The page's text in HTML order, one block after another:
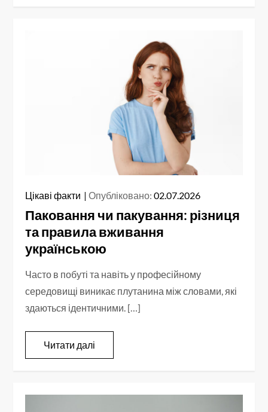
Цікаві факти Опубліковано:02.07.2026
Паковання чи пакування: різниця
та правила вживання
українською
Часто в побуті та навіть у професійному
середовищі виникає плутанина між словами, які
здаються ідентичними. […]
Читати далі